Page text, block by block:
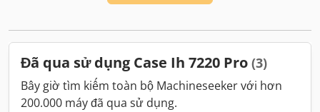
Đã qua sử dụng Case Ih 7220 Pro (3)
Bây giờ tìm kiếm toàn bộ Machineseeker với hơn
200.000 máy đã qua sử dụng.